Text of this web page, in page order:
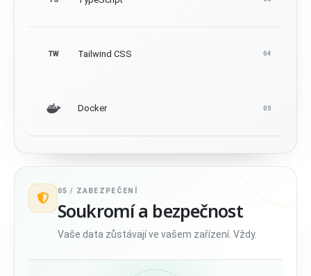
TW Tailwind CSS 04
Docker 05
05 / ZABEZPEČENÍ
Soukromí a bezpečnost
Vaše data zůstávají ve vašem zařízení. Vždy.